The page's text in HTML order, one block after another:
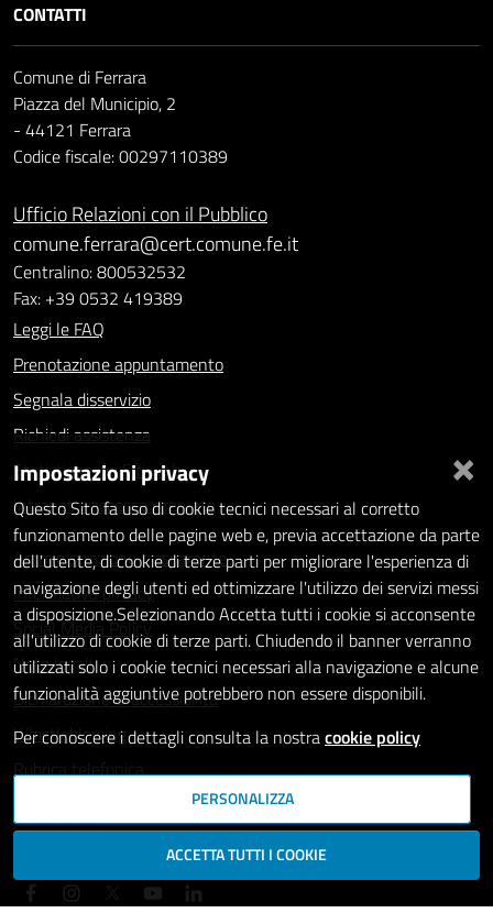
CONTATTI
Comune di Ferrara
Piazza del Municipio, 2
- 44121 Ferrara
Codice fiscale: 00297110389
Ufficio Relazioni con il Pubblico
comune.ferrara@cert.comune.fe.it
Centralino: 800532532
Fax: +39 0532 419389
Leggi le FAQ
Prenotazione appuntamento
Segnala disservizio
Richiedi assistenza
Statistiche dei Siti web
Intranet - accesso riservato
Amministrazione trasparente
Informativa privacy
Social Media Policy
Note legali
Dichiarazione di accessibilità
Whistleblowing
Rubrica telefonica
SEGUICI SU
×
Impostazioni privacy
Questo Sito fa uso di cookie tecnici necessari al corretto
funzionamento delle pagine web e, previa accettazione da parte
dell'utente, di cookie di terze parti per migliorare l'esperienza di
navigazione degli utenti ed ottimizzare l'utilizzo dei servizi messi
a disposizione.Selezionando Accetta tutti i cookie si acconsente
all'utilizzo di cookie di terze parti. Chiudendo il banner verranno
utilizzati solo i cookie tecnici necessari alla navigazione e alcune
funzionalità aggiuntive potrebbero non essere disponibili.
Per conoscere i dettagli consulta la nostracookie policy
PERSONALIZZA
ACCETTA TUTTI I COOKIE